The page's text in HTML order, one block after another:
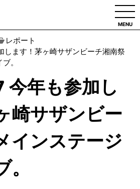
MENU
レポート
します！茅ヶ崎サザンビーチ湘南祭
。
今年も参加し
崎サザンビー
インステージ